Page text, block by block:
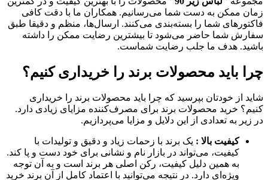
زمان ممکن به دست شما می‌رسانیم. همکاران ما با دقت کافی
فاکتورهای شما را بسته‌بندی می‌کنند. ارسال‌ها، منظم و دقیقا طبق
سفارش شما حاضر می‌شود تا بیشترین رضایت ممکن را داشته
باشید. هدف ما جلب رضایت شماست.
چرا باید محصولات برند را خریداری کنیم؟
شاید از خودتان بپرسید که چرا باید محصولات برند را خریداری
کنیم؟ خرید محصولات برند برای مصرف‌کننده مزایای زیادی دارد.
در زیر به تعدادی از این دلایل و مزایا می‌پردازیم.
کیفیت بالا : یک برند با زحمات زیاد و دقیق و تولیدات با
کیفیت، می‌تواند در بازار نام و نشانی برای خود دست و پا کند.
به همین دلیل کیفیت، رکن اصلی هر برند است و به آن توجه
ویژه‌ای دارد. در نتیجه می‌توانید با اعتماد کامل از آن برند خرید